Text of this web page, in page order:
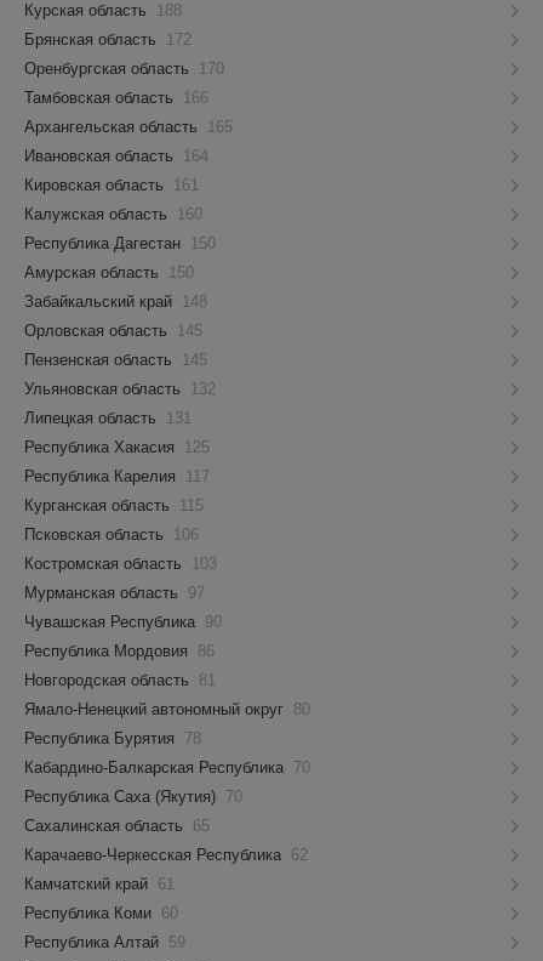
Курская область
188
Брянская область
172
Оренбургская область
170
Тамбовская область
166
Архангельская область
165
Ивановская область
164
Кировская область
161
Калужская область
160
Республика Дагестан 150
Амурская область
150
Забайкальский край 148
Орловская область
145
Пензенская область
145
Ульяновская область
132
Липецкая область
131
Республика Хакасия
125
Республика Карелия
117
Курганская область
115
Псковская область
106
Костромская область
103
Мурманская область
97
Чувашская Республика 90
Республика Мордовия
86
Новгородская область
81
Ямало-Ненецкий автономный округ 80
Республика Бурятия
78
Кабардино-Балкарская Республика 70
Республика Саха (Якутия) 70
Сахалинская область
65
Карачаево-Черкесская Республика 62
Камчатский край 61
Республика Коми 60
Республика Алтай 59